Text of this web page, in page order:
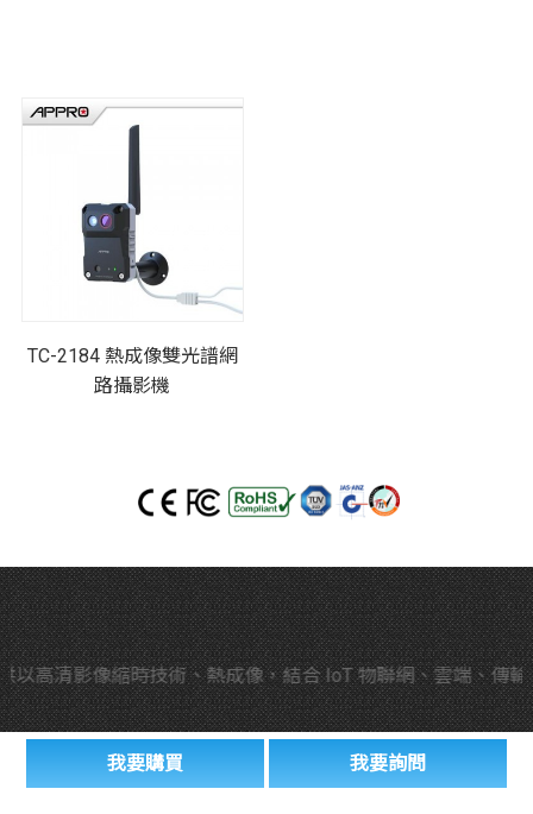
我要購買 我要詢問
TC-2184 熱成像雙光譜網
路攝影機
清影像縮時技術、熱成像，結合 IoT 物聯網、雲端、傳輸